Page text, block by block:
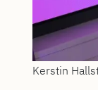
Kerstin